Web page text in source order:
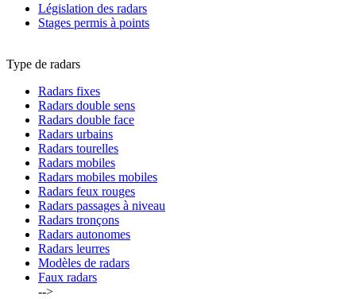
Législation des radars
Stages permis à points
Type de radars
Radars fixes
Radars double sens
Radars double face
Radars urbains
Radars tourelles
Radars mobiles
Radars mobiles mobiles
Radars feux rouges
Radars passages à niveau
Radars tronçons
Radars autonomes
Radars leurres
Modèles de radars
Faux radars
-->